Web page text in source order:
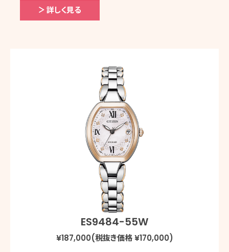
詳しく見る
ES9484-55W
¥187,000(税抜き価格 ¥170,000)